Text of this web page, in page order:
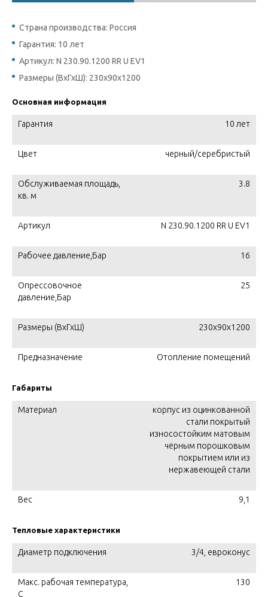
Страна производства: Россия
Гарантия: 10 лет
Артикул: N 230.90.1200 RR U EV1
Размеры (ВхГхШ): 230х90х1200
Основная информация
Гарантия 10 лет
Цвет черный/серебристый
Обслуживаемая площадь,
кв. м
3.8
Артикул N 230.90.1200 RR U EV1
Рабочее давление,Бар 16
Опрессовочное
давление,Бар
25
Размеры (ВхГхШ) 230х90х1200
Предназначение Отопление помещений
Габариты
Материал
корпус из оцинкованной
стали покрытый
износостойким матовым
чёрным порошковым
покрытием или из
нержавеющей стали
Вес 9,1
Тепловые характеристики
Диаметр подключения 3/4, евроконус
Макс. рабочая температура,
C
130